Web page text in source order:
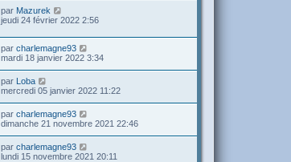
par Mazurek
jeudi 24 février 2022 2:56
par charlemagne93
mardi 18 janvier 2022 3:34
par Loba
mercredi 05 janvier 2022 11:22
par charlemagne93
dimanche 21 novembre 2021 22:46
par charlemagne93
lundi 15 novembre 2021 20:11